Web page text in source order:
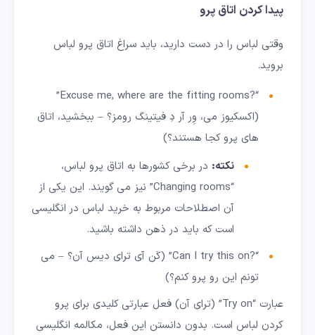
پیدا کردن اتاق پرو
وقتی لباس را در دست دارید، باید سراغ اتاق پرو لباس
بروید.
“?Excuse me, where are the fitting rooms”
(اکسکیوز می، وِر آر دِ فیتینگ رومز؟ – ببخشید، اتاق
های پرو کجا هستند؟)
نکته: در برخی کشورها به اتاق پرو لباس،
“Changing rooms” نیز می گویند. این یکی از
آن اصطلاحات مربوط به خرید لباس در انگلیسی
است که باید در ذهن داشته باشید.
“?Can I try this on” (کَن آی ترای دیس آن؟ – می
تونم این رو پرو کنم؟)
عبارت “Try on” (ترای آن) فعل عبارتی کلیدی برای پرو
کردن لباس است. بدون دانستن این فعل، مکالمه انگلیسی